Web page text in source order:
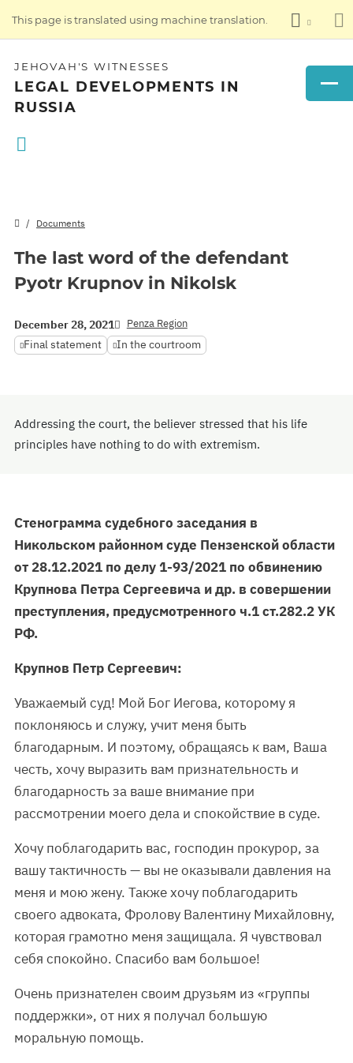
This page is translated using machine translation.
JEHOVAH'S WITNESSES
LEGAL DEVELOPMENTS IN
RUSSIA
Documents
The last word of the defendant
Pyotr Krupnov in Nikolsk
December 28, 2021 Penza Region
Final statement In the courtroom
Addressing the court, the believer stressed that his life
principles have nothing to do with extremism.
Стенограмма судебного заседания в
Никольском районном суде Пензенской области
от 28.12.2021 по делу 1-93/2021 по обвинению
Крупнова Петра Сергеевича и др. в совершении
преступления, предусмотренного ч.1 ст.282.2 УК
РФ.
Крупнов Петр Сергеевич:
Уважаемый суд! Мой Бог Иегова, которому я
поклоняюсь и служу, учит меня быть
благодарным. И поэтому, обращаясь к вам, Ваша
честь, хочу выразить вам признательность и
благодарность за ваше внимание при
рассмотрении моего дела и спокойствие в суде.
Хочу поблагодарить вас, господин прокурор, за
вашу тактичность — вы не оказывали давления на
меня и мою жену. Также хочу поблагодарить
своего адвоката, Фролову Валентину Михайловну,
которая грамотно меня защищала. Я чувствовал
себя спокойно. Спасибо вам большое!
Очень признателен своим друзьям из «группы
поддержки», от них я получал большую
моральную помощь.